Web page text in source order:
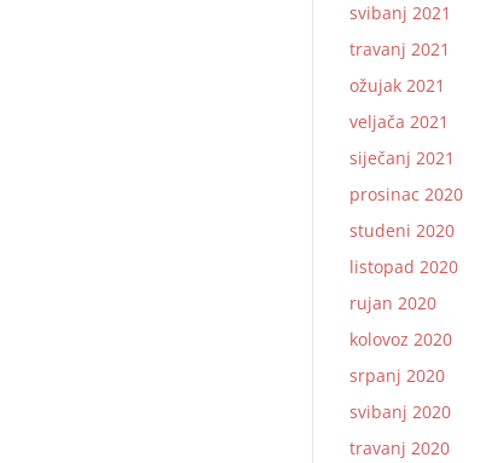
svibanj 2021
travanj 2021
ožujak 2021
veljača 2021
siječanj 2021
prosinac 2020
studeni 2020
listopad 2020
rujan 2020
kolovoz 2020
srpanj 2020
svibanj 2020
travanj 2020